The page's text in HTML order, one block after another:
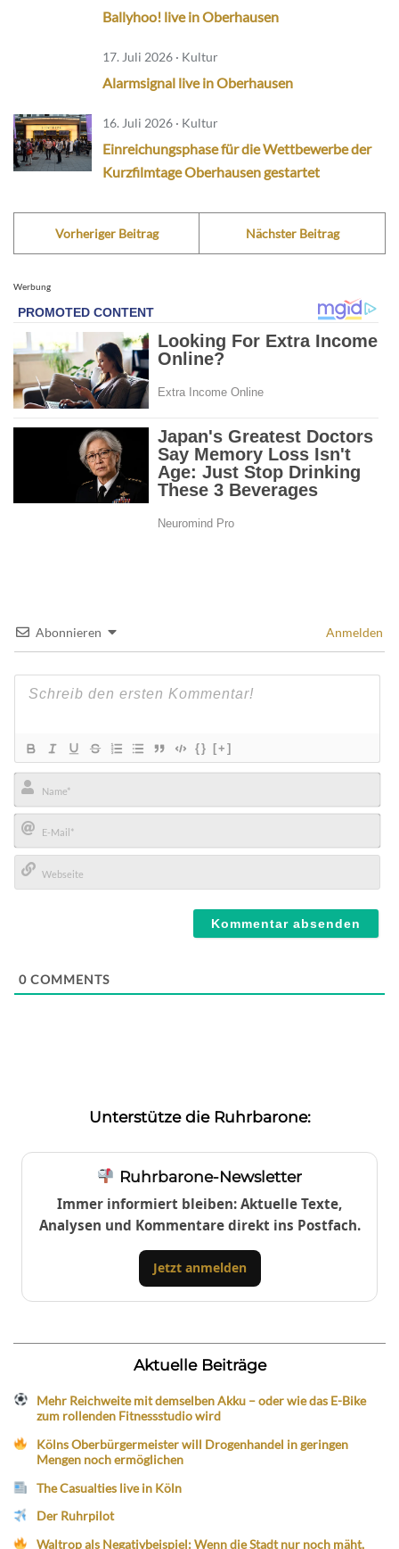
Ballyhoo! live in Oberhausen
17. Juli 2026 · Kultur
Alarmsignal live in Oberhausen
16. Juli 2026 · Kultur
Einreichungsphase für die Wettbewerbe der
Kurzfilmtage Oberhausen gestartet
Vorheriger Beitrag Nächster Beitrag
Werbung
Abonnieren Anmelden
{} [+]
Name*
E-
Mail*
0 COMMENTS
Unterstütze die Ruhrbarone:
Ruhrbarone-Newsletter
Immer informiert bleiben: Aktuelle Texte,
Analysen und Kommentare direkt ins Postfach.
Jetzt anmelden
Aktuelle Beiträge
Mehr Reichweite mit demselben Akku – oder wie das E-Bike
zum rollenden Fitnessstudio wird
Kölns Oberbürgermeister will Drogenhandel in geringen
Mengen noch ermöglichen
The Casualties live in Köln
Der Ruhrpilot
Waltrop als Negativbeispiel: Wenn die Stadt nur noch mäht,